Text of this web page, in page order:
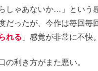
しゃあないか…」という
だったが、今作は毎回毎
れる 」感覚が非常に不快。
の利き方がまた悪い。